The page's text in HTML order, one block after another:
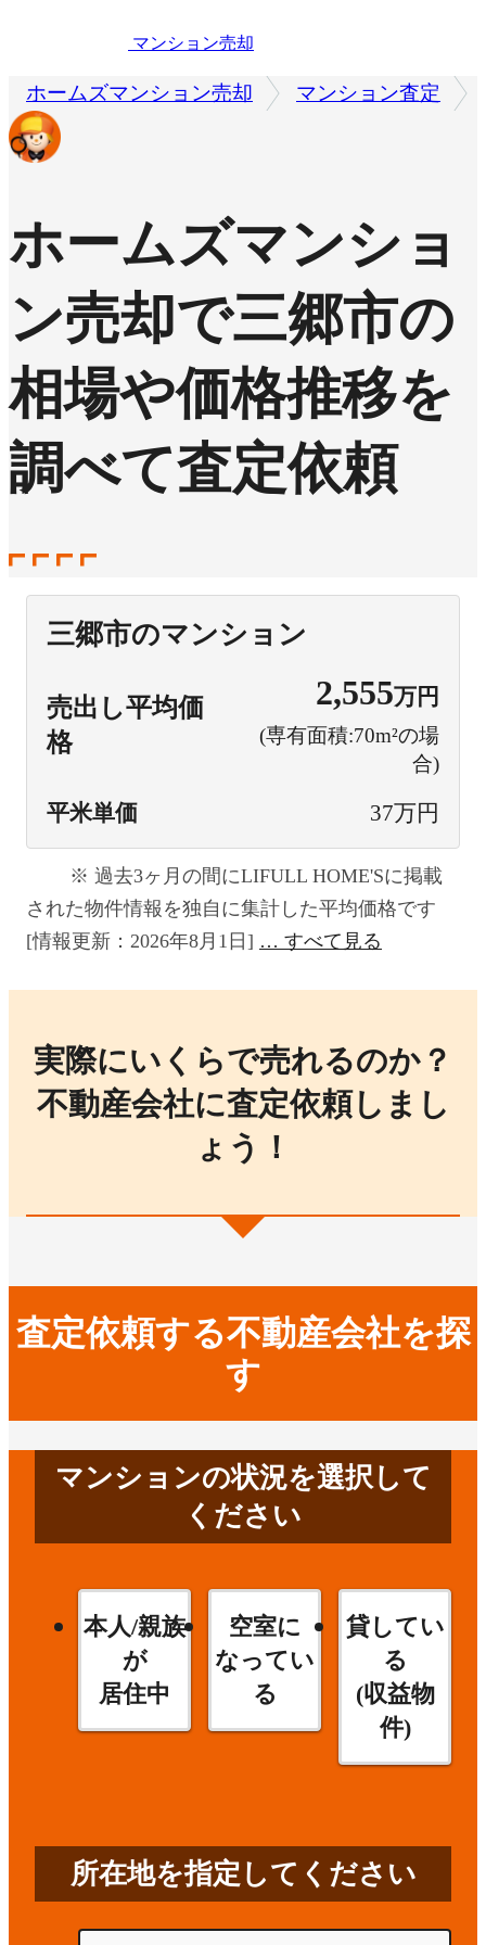
マンション売却
ホームズマンション売却 マンション査定
ホームズマンショ
ン売却で三郷市の
相場や価格推移を
調べて査定依頼
三郷市のマンション
売出し平均価
格
2,555万円
(専有面積:70m²の場
合)
平米単価 37万円
過去3ヶ月の間にLIFULL HOME'Sに掲載
された物件情報を独自に集計した平均価格です
[情報更新：2026年8月1日]
すべて見る
実際にいくらで売れるのか？
不動産会社に査定依頼しまし
ょう！
査定依頼する不動産会社を探
す
マンションの状況を選択して
ください
本人/親族
が
居住中
空室に
なってい
る
貸してい
る
(収益物
件)
所在地を指定してください